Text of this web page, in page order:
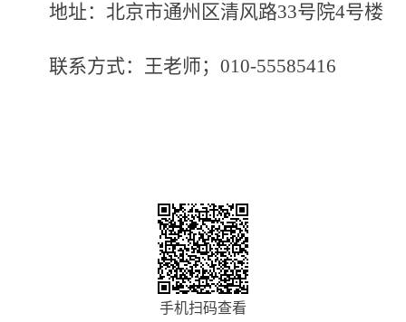
地址：北京市通州区清风路33号院4号楼
联系方式：王老师；010-55585416
手机扫码查看